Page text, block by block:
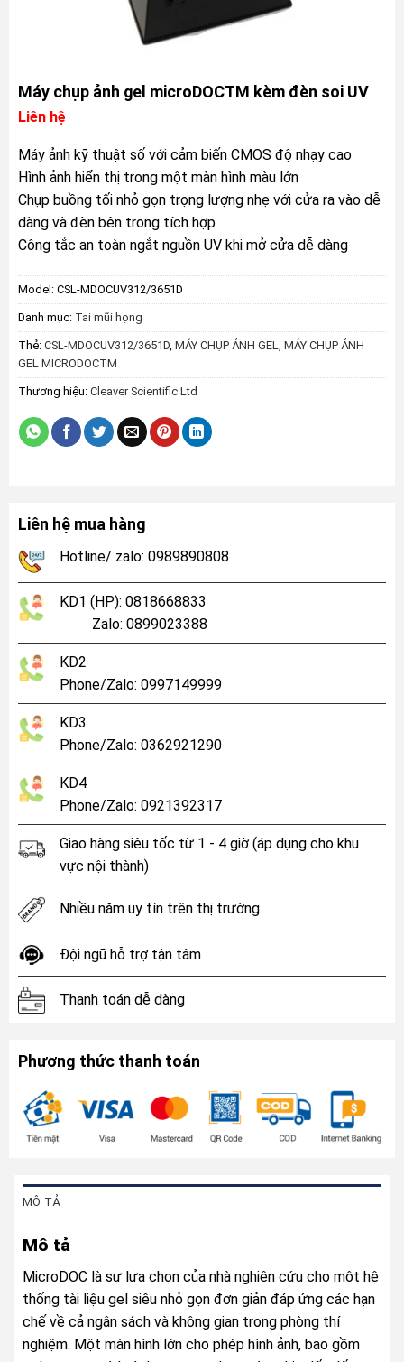
Máy chụp ảnh gel microDOCTM kèm đèn soi UV
Liên hệ
Máy ảnh kỹ thuật số với cảm biến CMOS độ nhạy cao
Hình ảnh hiển thị trong một màn hình màu lớn
Chụp buồng tối nhỏ gọn trọng lượng nhẹ với cửa ra vào dễ
dàng và đèn bên trong tích hợp
Công tắc an toàn ngắt nguồn UV khi mở cửa dễ dàng
Model: CSL-MDOCUV312/3651D
Danh mục: Tai mũi họng
Thẻ: CSL-MDOCUV312/3651D, MÁY CHỤP ẢNH GEL
MÁY CHỤP ẢNH
GEL MICRODOCTM
Thương hiệu: Cleaver Scientific Ltd
Liên hệ mua hàng
Hotline/ zalo: 0989890808
KD1 (HP): 0818668833
Zalo: 0899023388
KD2
Phone/Zalo: 0997149999
KD3
Phone/Zalo: 0362921290
KD4
Phone/Zalo: 0921392317
Giao hàng siêu tốc từ 1 - 4 giờ (áp dụng cho khu
vực nội thành)
Nhiều năm uy tín trên thị trường
Đội ngũ hỗ trợ tận tâm
Thanh toán dễ dàng
Phương thức thanh toán
MÔ TẢ
Mô tả
MicroDOC là sự lựa chọn của nhà nghiên cứu cho một hệ
thống tài liệu gel siêu nhỏ gọn đơn giản đáp ứng các hạn
chế về cả ngân sách và không gian trong phòng thí
nghiệm. Một màn hình lớn cho phép hình ảnh, bao gồm